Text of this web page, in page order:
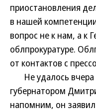
приостановления
в нашей
вопрос не к нам, а к
облпрокуратуре.
от контактов с
Не удалось вчера
губернатором
напомним, он